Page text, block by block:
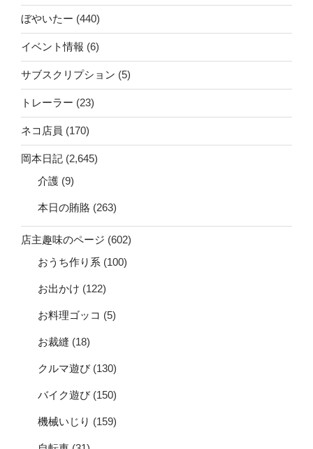
ぼやいたー (440)
イベント情報 (6)
サブスクリプション (5)
トレーラー (23)
ネコ店員 (170)
岡本日記 (2,645)
介護 (9)
本日の賄賂 (263)
店主趣味のページ (602)
おうち作り系 (100)
お出かけ (122)
お料理ゴッコ (5)
お裁縫 (18)
クルマ遊び (130)
バイク遊び (150)
機械いじり (159)